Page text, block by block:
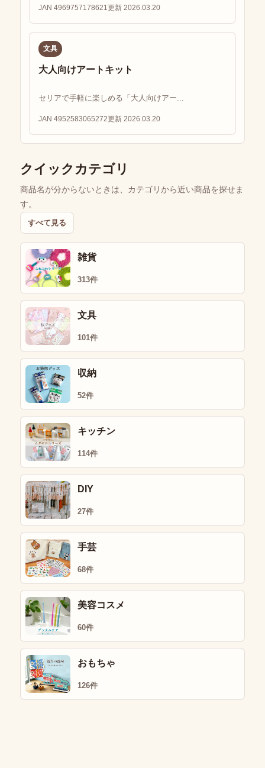
JAN 4969757178621 更新 2026.03.20
文具
大人向けアートキット
セリアで手軽に楽しめる「大人向けアー...
JAN 4952583065272更新 2026.03.20
クイックカテゴリ
商品名が分からないときは、カテゴリから近い商品を探せま
す。
すべて見る
雑貨
313件
文具
101件
収納
52件
キッチン
114件
DIY
27件
手芸
68件
美容コスメ
60件
おもちゃ
126件